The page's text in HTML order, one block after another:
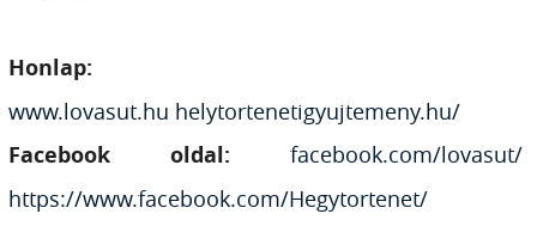
Honlap:
www.lovasut.hu helytortenetigyujtemeny.hu/
Facebook oldal:
facebook.com/lovasut/
https://www.facebook.com/Hegytortenet/